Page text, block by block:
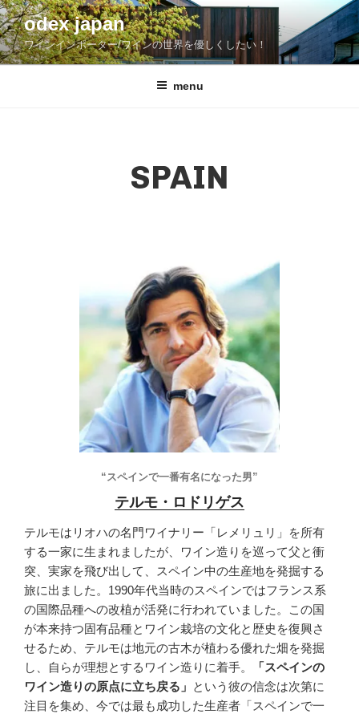
コ
ン
テ
ン
odex japan
ワインインポーター/ワインの世界を優しくしたい！
menu
SPAIN
“スペインで一番有名になった男”
テルモ・ロドリゲス
テルモはリオハの名門ワイナリー「レメリュリ」を所有
する一家に生まれましたが、ワイン造りを巡って父と衝
突、実家を飛び出して、スペイン中の生産地を発掘する
旅に出ました。1990年代当時のスペインではフランス系
の国際品種への改植が活発に行われていました。この国
が本来持つ固有品種とワイン栽培の文化と歴史を復興さ
せるため、テルモは地元の古木が植わる優れた畑を発掘
し、自らが理想とするワイン造りに着手。
「スペインの
ワイン造りの原点に立ち戻る」 という彼の信念は次第に
注目を集め、今では最も成功した生産者「スペインで一